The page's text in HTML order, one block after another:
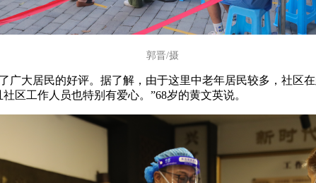
郭晋/摄
广大居民的好评。据了解，由于这里中老年居民较多，社区
区工作人员也特别有爱心。”68岁的黄文英说。